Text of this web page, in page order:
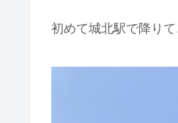
初めて城北駅で降り